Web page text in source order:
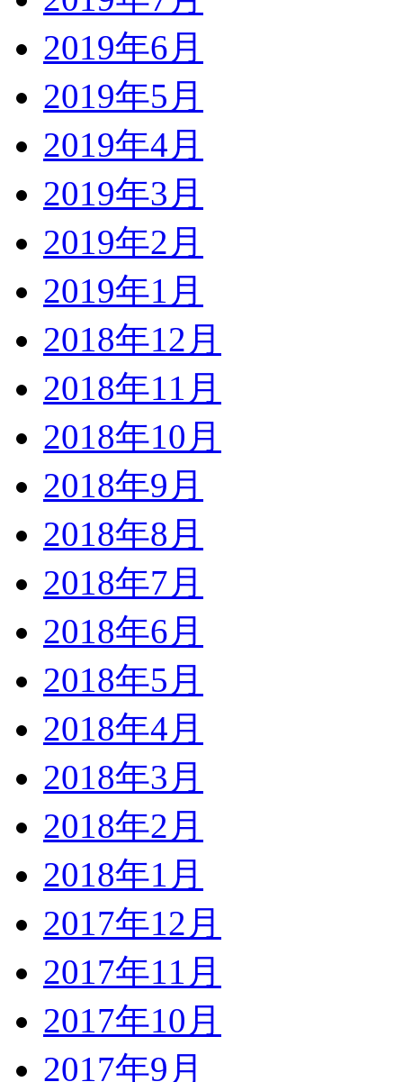
2019年6月
2019年5月
2019年4月
2019年3月
2019年2月
2019年1月
2018年12月
2018年11月
2018年10月
2018年9月
2018年8月
2018年7月
2018年6月
2018年5月
2018年4月
2018年3月
2018年2月
2018年1月
2017年12月
2017年11月
2017年10月
2017年9月